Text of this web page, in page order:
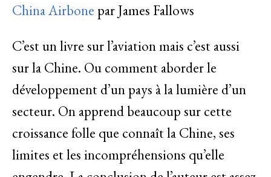
China Airbone par James Fallows
C’est un livre sur l’aviation mais c’est aussi
sur la Chine. Ou comment aborder le
développement d’un pays à la lumière d’un
secteur. On apprend beaucoup sur cette
croissance folle que connaît la Chine, ses
limites et les incompréhensions qu’elle